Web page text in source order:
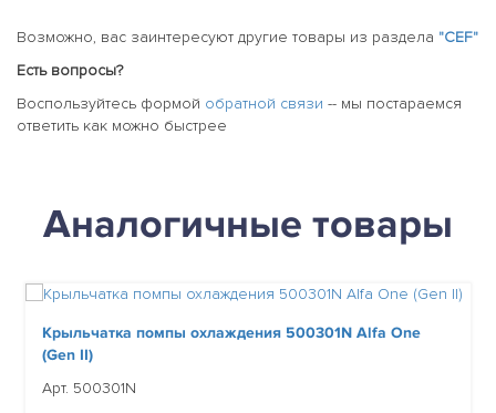
Возможно, вас заинтересуют другие товары из раздела "CEF"
Есть вопросы?
Воспользуйтесь формой обратной связи -- мы постараемся
ответить как можно быстрее
Аналогичные товары
Крыльчатка помпы охлаждения 500301N Alfa One
(Gen II)
Арт. 500301N